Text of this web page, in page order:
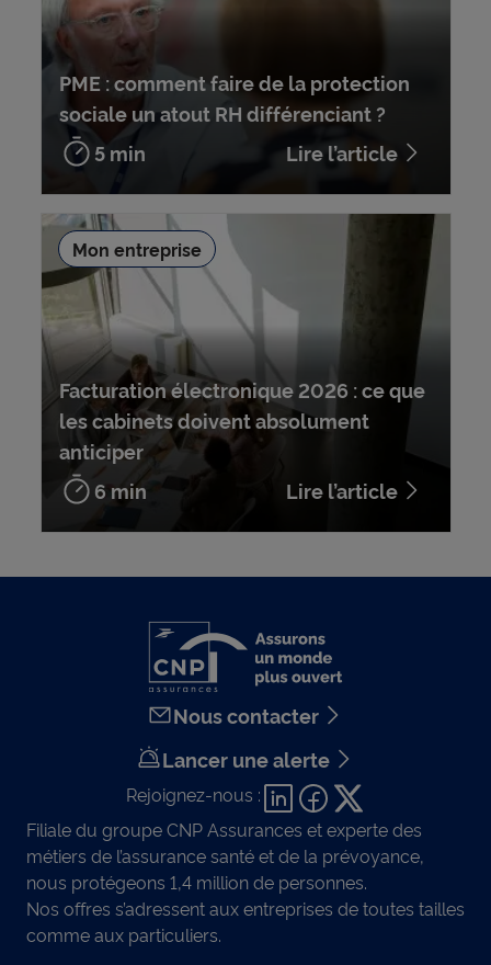
PME : comment faire de la protection
sociale un atout RH différenciant ?
5 min
Lire l’article
Facturation électronique 2026 : ce que
les cabinets doivent absolument
anticiper
6 min
Lire l’article
Mon entreprise
Nous contacter
Lancer une alerte
Rejoignez-nous :
Filiale du groupe CNP Assurances et experte des
métiers de l’assurance santé et de la prévoyance,
nous protégeons 1,4 million de personnes.
Nos offres s’adressent aux entreprises de toutes tailles
comme aux particuliers.